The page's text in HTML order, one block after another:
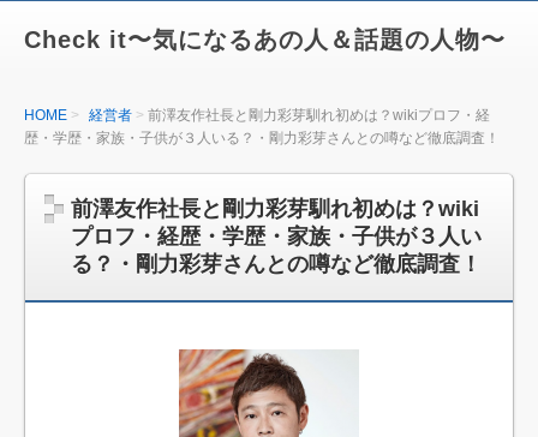
Check it〜気になるあの人＆話題の人物〜
HOME 経営者
前澤友作社長と剛力彩芽馴れ初めは？wikiプロフ・経
歴・学歴・家族・子供が３人いる？・剛力彩芽さんとの噂など徹底調査！
前澤友作社長と剛力彩芽馴れ初めは？wiki
プロフ・経歴・学歴・家族・子供が３人い
る？・剛力彩芽さんとの噂など徹底調査！